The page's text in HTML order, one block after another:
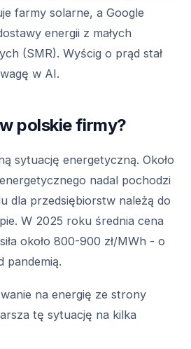
farmy solarne, a Google
energii z małych
(SMR). Wyścig o prąd stał
w AI.
polskie firmy?
sytuację energetyczną. Około
nadal pochodzi
dla przedsiębiorstw należą do
W 2025 roku średnia cena
około 800-900 zł/MWh - o
pandemią.
na energię ze strony
tę sytuację na kilka